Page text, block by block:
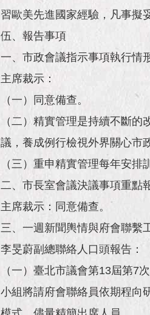
習歐美先進國家經驗，凡事擬
伍、報告事項
一、市政會議指示事項執行情
主席裁示：
（一）同意備查。
（二）精實管理是持續不斷
議，養成例行檢視外界關心市
（三）重申精實管理每年安
二、市長室會議決議事項重點
主席裁示：同意備查。
三、一週新聞輿情與府會聯繫
李旻蔚副總聯絡人口頭報告：
（一）臺北市議會第13屆第7
小組將請府會聯絡員依期程向